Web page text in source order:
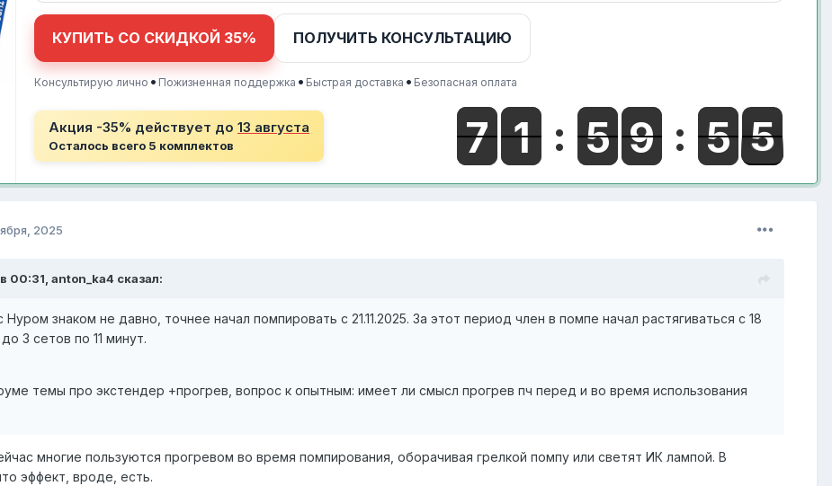
КУПИТЬ СО СКИДКОЙ 35% ПОЛУЧИТЬ КОНСУЛЬТАЦИЮ
Консультирую лично • Пожизненная поддержка • Быстрая доставка • Безопасная оплата
Акция -35% действует до 13 августа
Осталось всего 5 комплектов
2025
00:31, anton_ka4 сказал:
Нуром знаком не давно, точнее начал помпировать с 21.11.2025. За этот период член в помпе начал растягиваться с 18
3 сетов по 11 минут.
темы про экстендер +прогрев, вопрос к опытным: имеет ли смысл прогрев пч перед и во время использования
многие пользуются прогревом во время помпирования, оборачивая грелкой помпу или светят ИК лампой. В
эффект, вроде, есть.